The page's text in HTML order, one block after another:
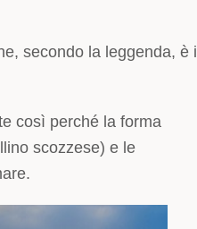
secondo la leggenda, è il
così perché la forma
scozzese) e le